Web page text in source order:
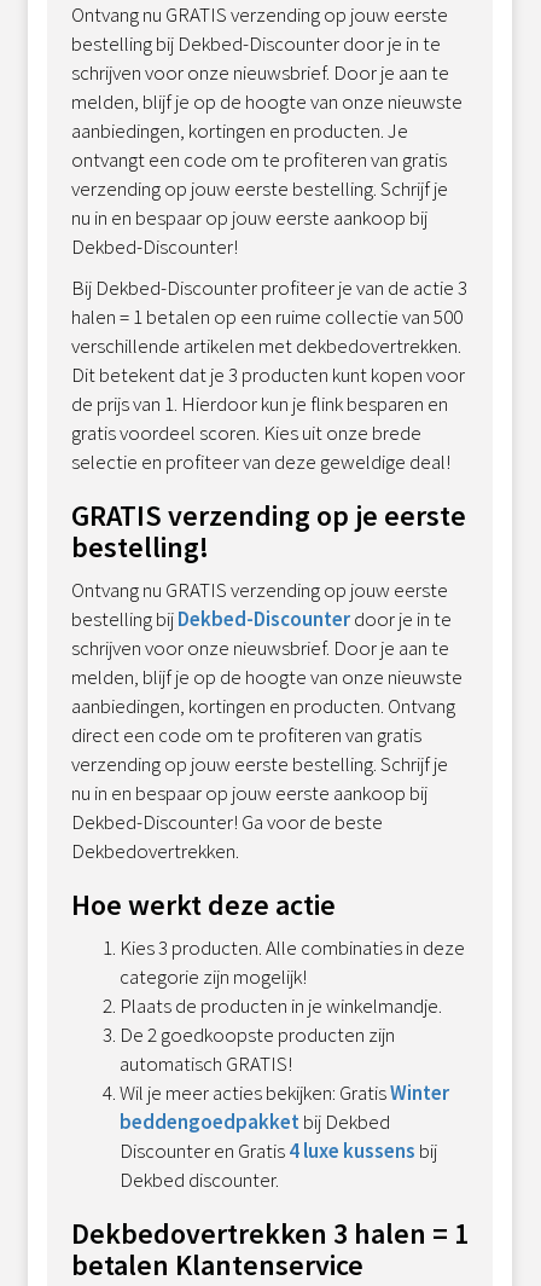
Ontvang nu GRATIS verzending op jouw eerste
bestelling bij Dekbed-Discounter door je in te
schrijven voor onze nieuwsbrief. Door je aan te
melden, blijf je op de hoogte van onze nieuwste
aanbiedingen, kortingen en producten. Je
ontvangt een code om te profiteren van gratis
verzending op jouw eerste bestelling. Schrijf je
nu in en bespaar op jouw eerste aankoop bij
Dekbed-Discounter!
Bij Dekbed-Discounter profiteer je van de actie 3
halen = 1 betalen op een ruime collectie van 500
verschillende artikelen met dekbedovertrekken.
Dit betekent dat je 3 producten kunt kopen voor
de prijs van 1. Hierdoor kun je flink besparen en
gratis voordeel scoren. Kies uit onze brede
selectie en profiteer van deze geweldige deal!
GRATIS verzending op je eerste
bestelling!
Ontvang nu GRATIS verzending op jouw eerste
bestelling bijDekbed-Discounterdoor je in te
schrijven voor onze nieuwsbrief. Door je aan te
melden, blijf je op de hoogte van onze nieuwste
aanbiedingen, kortingen en producten. Ontvang
direct een code om te profiteren van gratis
verzending op jouw eerste bestelling. Schrijf je
nu in en bespaar op jouw eerste aankoop bij
Dekbed-Discounter! Ga voor de beste
Dekbedovertrekken.
Hoe werkt deze actie
Kies 3 producten. Alle combinaties in deze
categorie zijn mogelijk!
Plaats de producten in je winkelmandje.
De 2 goedkoopste producten zijn
automatisch GRATIS!
Wil je meer acties bekijken: GratisWinter
beddengoedpakketbij Dekbed
Discounter en Gratis4 luxe kussens bij
Dekbed discounter.
Dekbedovertrekken 3 halen = 1
betalen Klantenservice